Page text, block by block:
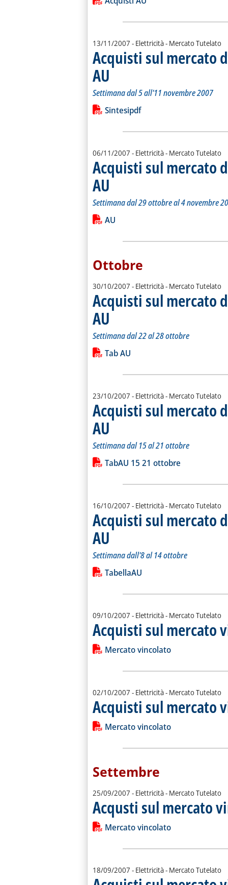
13/11/2007 - Elettricità - Mercato Tutelato
Acquisti sul mercato
AU . Sottotitolo: Settimana dal 5 all'11 novembre 2007
. Pubblicata martedì 13 novembre 2007 alle 14.50.
Settimana dal 5 all'11 novembre 2007
Leggi tutta la notizia: 'Acquisti sul
Lista allegati PDF alla notizia
Sintesipdf
06/11/2007 - Elettricità - Mercato Tutelato
Acquisti sul mercato
AU . Sottotitolo: Settimana dal 29 ottobre al 4
. Pubblicata martedì 06 novembre 2007 alle 11.31.
Settimana dal 29 ottobre al 4 novembre
Leggi tutta la notizia: 'Acquisti sul
Lista allegati PDF alla notizia
AU
Ottobre
30/10/2007 - Elettricità - Mercato Tutelato
Acquisti sul mercato
AU . Sottotitolo: Settimana dal 22 al 28 ottobre
. Pubblicata martedì 30 ottobre 2007 alle 14.44.
Settimana dal 22 al 28 ottobre
Leggi tutta la notizia: 'Acquisti sul
Lista allegati PDF alla notizia
Tab AU
23/10/2007 - Elettricità - Mercato Tutelato
Acquisti sul mercato
AU . Sottotitolo: Settimana dal 15 al 21 ottobre
. Pubblicata martedì 23 ottobre 2007 alle 14.44.
Settimana dal 15 al 21 ottobre
Leggi tutta la notizia: 'Acquisti sul
Lista allegati PDF alla notizia
TabAU 15 21 ottobre
16/10/2007 - Elettricità - Mercato Tutelato
Acquisti sul mercato
AU . Sottotitolo: Settimana dall'8 al 14 ottobre
. Pubblicata martedì 16 ottobre 2007 alle 14.41.
Settimana dall'8 al 14 ottobre
Leggi tutta la notizia: 'Acquisti sul
Lista allegati PDF alla notizia
TabellaAU
09/10/2007 - Elettricità - Mercato Tutelato
Acquisti sul mercato
Leggi tutta la notizia: 'Acquisti sul
Lista allegati PDF alla notizia
Mercato vincolato
02/10/2007 - Elettricità - Mercato Tutelato
Acquisti sul mercato
Leggi tutta la notizia: 'Acquisti sul
Lista allegati PDF alla notizia
Mercato vincolato
Settembre
25/09/2007 - Elettricità - Mercato Tutelato
Acqusti sul mercato
Leggi tutta la notizia: 'Acqusti sul
Lista allegati PDF alla notizia
Mercato vincolato
18/09/2007 - Elettricità - Mercato Tutelato